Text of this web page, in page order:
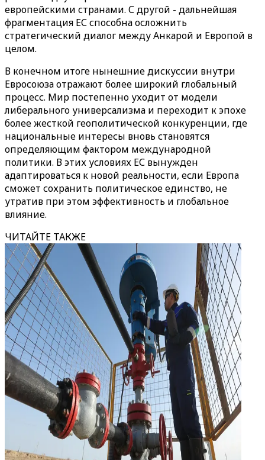
европейскими странами. С другой - дальнейшая
фрагментация ЕС способна осложнить
стратегический диалог между Анкарой и Европой в
целом.
В конечном итоге нынешние дискуссии внутри
Евросоюза отражают более широкий глобальный
процесс. Мир постепенно уходит от модели
либерального универсализма и переходит к эпохе
более жесткой геополитической конкуренции, где
национальные интересы вновь становятся
определяющим фактором международной
политики. В этих условиях ЕС вынужден
адаптироваться к новой реальности, если Европа
сможет сохранить политическое единство, не
утратив при этом эффективность и глобальное
влияние.
ЧИТАЙТЕ ТАКЖЕ